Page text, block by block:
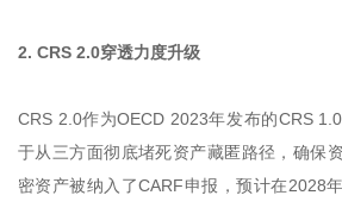
2. CRS 2.0穿透力度升级
CRS 2.0作为OECD 2023年发布的CRS
于从三方面彻底堵死资产藏匿路径，确保
密资产被纳入了CARF申报，预计在2028